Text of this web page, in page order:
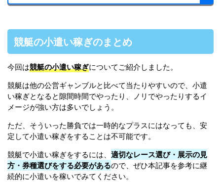
競艇の小遣い稼ぎのまとめ
今回は競艇の小遣い稼ぎについてご紹介しました。
競艇は他の公営ギャンブルと比べて当たりやすいので、小遣
い稼ぎとなると隙間時間でやったり、ノリでやったりするイ
メージが強い方は多いでしょう。
ただ、そういった勝負では一時的なプラスにはなっても、安
定して小遣い稼ぎをすることは不可能です。
競艇で小遣い稼ぎをするには、 適切なレース選び・展示の見
方・券種選びをする必要があるので、ぜひ本記事を参考に継
続的に小遣いを稼いでみてください。